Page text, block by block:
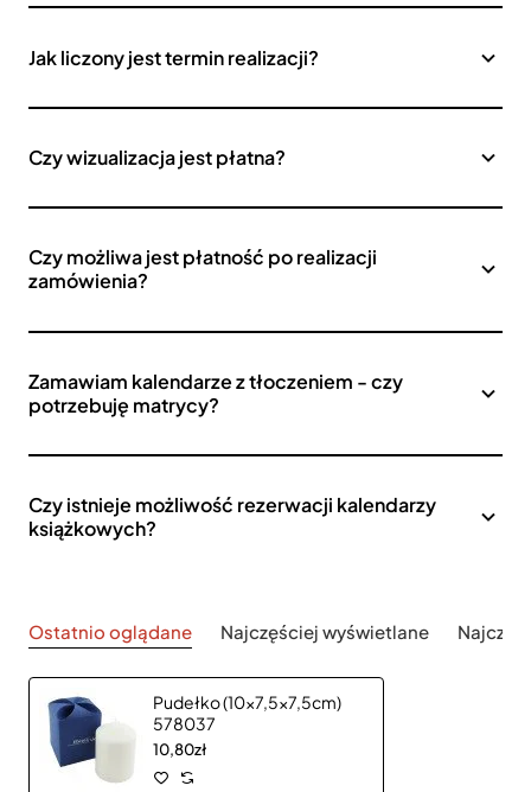
Jak liczony jest termin realizacji?
Czy wizualizacja jest płatna?
Czy możliwa jest płatność po realizacji
zamówienia?
Zamawiam kalendarze z tłoczeniem - czy
potrzebuję matrycy?
Czy istnieje możliwość rezerwacji kalendarzy
książkowych?
Ostatnio oglądane Najczęściej wyświetlane
Pudełko (10x7,5x7,5cm)
578037
10,80zł